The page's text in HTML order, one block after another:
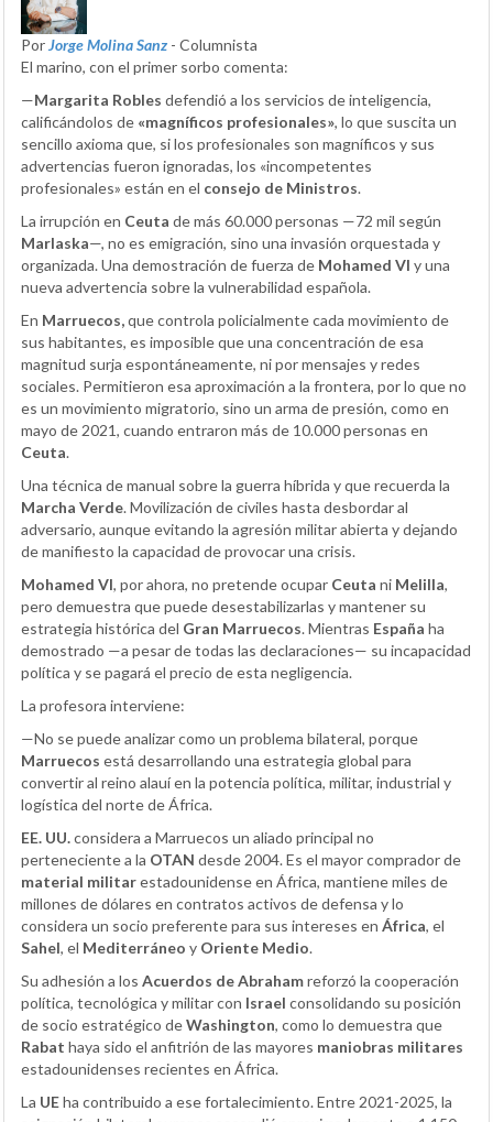
PorJorge Molina Sanz - Columnista
El marino, con el primer sorbo comenta:
—Margarita Robles defendió a los servicios de inteligencia,
calificándolos de «magníficos profesionales», lo que suscita un
sencillo axioma que, si los profesionales son magníficos y sus
advertencias fueron ignoradas, los «incompetentes
profesionales» están en el consejo de Ministros.
La irrupción en Ceuta de más 60.000 personas —72 mil según
Marlaska—, no es emigración, sino una invasión orquestada y
organizada. Una demostración de fuerza de Mohamed VI y una
nueva advertencia sobre la vulnerabilidad española.
En Marruecos,que controla policialmente cada movimiento de
sus habitantes, es imposible que una concentración de esa
magnitud surja espontáneamente, ni por mensajes y redes
sociales. Permitieron esa aproximación a la frontera, por lo que no
es un movimiento migratorio, sino un arma de presión, como en
mayo de 2021, cuando entraron más de 10.000 personas en
Ceuta.
Una técnica de manual sobre la guerra híbrida y que recuerda la
Marcha Verde. Movilización de civiles hasta desbordar al
adversario, aunque evitando la agresión militar abierta y dejando
de manifiesto la capacidad de provocar una crisis.
Mohamed VI, por ahora, no pretende ocupar Ceuta ni Melilla,
pero demuestra que puede desestabilizarlas y mantener su
estrategia histórica del Gran Marruecos. Mientras España ha
demostrado —a pesar de todas las declaraciones— su incapacidad
política y se pagará el precio de esta negligencia.
La profesora interviene:
—No se puede analizar como un problema bilateral, porque
Marruecos está desarrollando una estrategia global para
convertir al reino alauí en la potencia política, militar, industrial y
logística del norte de África.
EE. UU.considera a Marruecos un aliado principal no
perteneciente a la OTAN desde 2004. Es el mayor comprador de
material militarestadounidense en África, mantiene miles de
millones de dólares en contratos activos de defensa y lo
considera un socio preferente para sus intereses en África, el
Sahel, el Mediterráneo y Oriente Medio.
Su adhesión a los Acuerdos de Abrahamreforzó la cooperación
política, tecnológica y militar con Israel consolidando su posición
de socio estratégico deWashington, como lo demuestra que
Rabat haya sido el anfitrión de las mayores maniobras militares
estadounidenses recientes en África.
La UEha contribuido a ese fortalecimiento. Entre 2021-2025, la